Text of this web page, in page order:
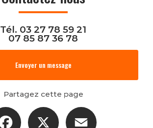
Tél. 03 27 78 59 21
07 85 87 36 78
Envoyer un message
Partagez cette page
Facebook